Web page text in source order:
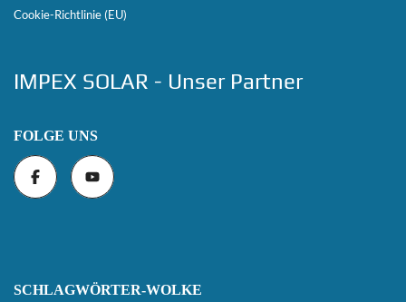
Cookie-Richtlinie (EU)
IMPEX SOLAR - Unser Partner
FOLGE UNS
SCHLAGWÖRTER-WOLKE